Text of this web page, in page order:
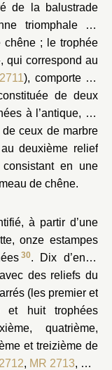
de la balustrade
triomphale de
chêne ; le trophée
qui correspond au
), comporte en
de deux
à l’antique, du
ceux de marbre
deuxième relief
en une
de chêne.
à partir d’une
onze estampes
30. Dix d’entre
des reliefs du
(les premier et
et huit trophées
quatrième,
et treizième de
, MR 2713, MR